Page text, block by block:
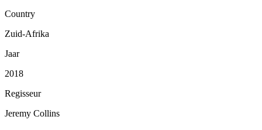
Country
Zuid-Afrika
Jaar
2018
Regisseur
Jeremy Collins